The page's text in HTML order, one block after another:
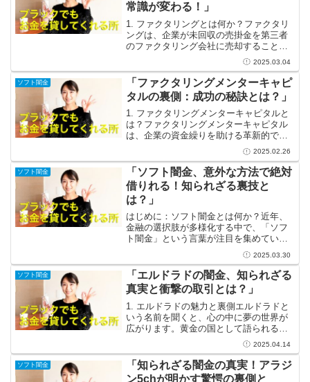
常識が変わる！」
1. ファクタリングとは何か？ファクタリ
ングは、企業が未回収の売掛金を第三者
のファクタリング会社に売却すること
で、即座に資金を調達できる素晴らしい
仕組みです。たとえば、あなたのビジネ
スが毎月クライアントに請求書を発行し
ており、支払いが遅れる...
2025.03.04
ソフト闇金
「ファクタリングメンターキャピ
タルの裏側：成功の秘訣とは？」
1. ファクタリングメンターキャピタルと
は？ファクタリングメンターキャピタル
は、企業の資金繰りを助ける革新的でス
マートな金融サービスを提供していま
す。このサービスを活用することで、企
業は売掛金を早期に現金化でき、中小企
業にとっては非常に有用...
2025.02.26
ソフト闇金
「ソフト闇金、意外な方法で絶対
借りれる！知られざる裏技と
は？」
はじめに：ソフト闇金とは何か？近年、
金融の選択肢が多様化する中で、「ソフ
ト闇金」という言葉が注目を集めていま
す。一般的に闇金は、法律に反して利息
を高く設定したり、強引な取り立てを行
ったりする危険な存在ですが、ソフト闇
金は一味違います。相対的...
2025.03.30
ソフト闇金
「エルドラドの闇金、知られざる
真実と衝撃の取引とは？」
1. エルドラドの魅力と裏側エルドラドと
いう名前を聞くと、心の中に夢の世界が
広がります。黄金の国として語られるエ
ルドラドは、探検家たちの冒険心をかき
たてる存在です。金の輝きに満ちた土地
には無限の可能性が秘められており、成
功を求める人々はその...
2025.04.14
ソフト闇金
「知られざる闇金の真実！アラジ
ン5chが明かす驚愕の裏側と